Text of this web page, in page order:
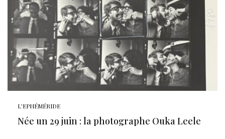
L'EPHÉMÉRIDE
Née un 29 juin : la photographe Ouka Leele